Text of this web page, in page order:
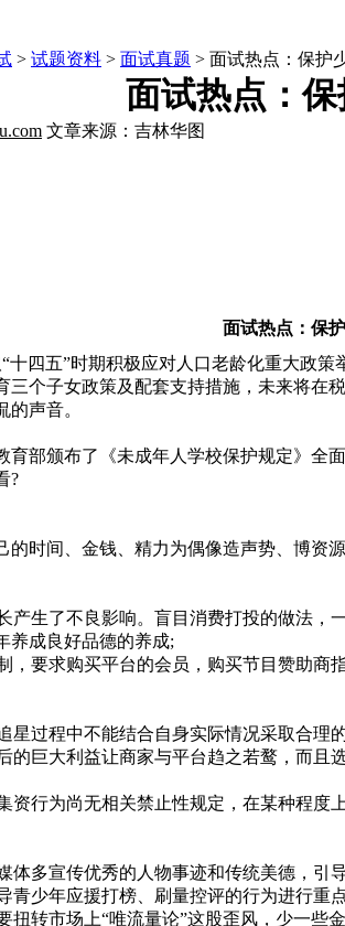
> 试题资料 > 面试真题 > 面试热点：保护
面试热点：
文章来源：吉林华图
面试热点：保
五”时期积极应对人口老龄化重大政策
个子女政策及配套支持措施，未来将
声音。
颁布了《未成年人学校保护规定》全
?
间、金钱、精力为偶像造声势、博资
了不良影响。盲目消费打投的做法，
养成良好品德的养成;
要求购买平台的会员，购买节目赞助商
过程中不能结合自身实际情况采取合理的
巨大利益让商家与平台趋之若鹜，而且
行为尚无相关禁止性规定，在某种程度
多宣传优秀的人物事迹和传统美德，引导
少年应援打榜、刷量控评的行为进行重点
市场上“唯流量论”这股歪风，少一些